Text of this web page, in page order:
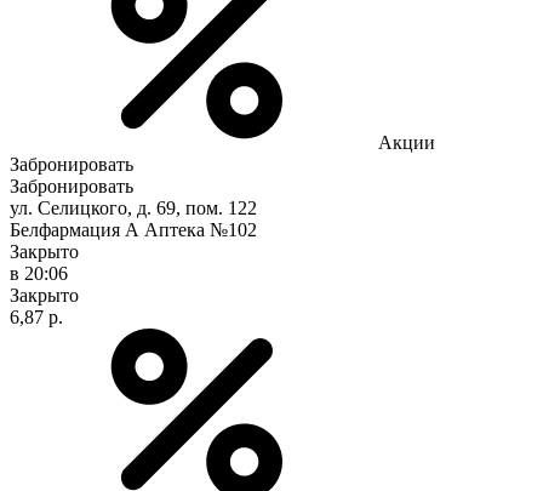
Акции
Забронировать
Забронировать
ул. Селицкого, д. 69, пом. 122
Белфармация А Аптека №102
Закрыто
в 20:06
Закрыто
6,87 р.